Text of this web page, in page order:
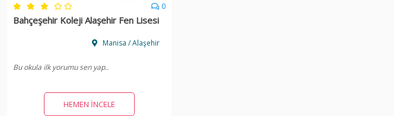
0
Bahçeşehir Koleji Alaşehir Fen Lisesi
Manisa / Alaşehir
Bu okula ilk yorumu sen yap..
HEMEN İNCELE